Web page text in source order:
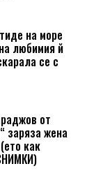
на море
любимия й
се с
от
заряза жена
как